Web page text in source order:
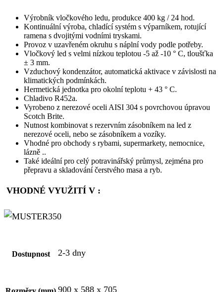
Výrobník vločkového ledu, produkce 400 kg / 24 hod.
Kontinuální výroba, chladící systém s výparníkem, rotující
ramena s dvojitými vodními tryskami.
Provoz v uzavřeném okruhu s náplní vody podle potřeby.
Vločkový led s velmi nízkou teplotou -5 až -10 ° C, tloušťka
± 3 mm.
Vzduchový kondenzátor, automatická aktivace v závislosti na
klimatických podmínkách.
Hermetická jednotka pro okolní teplotu + 43 ° C.
Chladivo R452a.
Vyrobeno z nerezové oceli AISI 304 s povrchovou úpravou
Scotch Brite.
Nutnost kombinovat s rezervním zásobníkem na led z
nerezové oceli, nebo se zásobníkem a vozíky.
Vhodné pro obchody s rybami, supermarkety, nemocnice,
lázně ..
Také ideální pro celý potravinářský průmysl, zejména pro
přepravu a skladování čerstvého masa a ryb.
VHODNÉ VYUŽITÍ V :
Dostupnost 2-3 dny
900 x 588 x 705